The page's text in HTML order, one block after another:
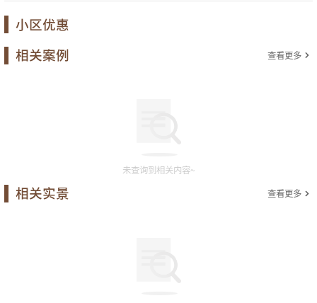
小区优惠
相关案例 查看更多
未查询到相关内容~
相关实景 查看更多